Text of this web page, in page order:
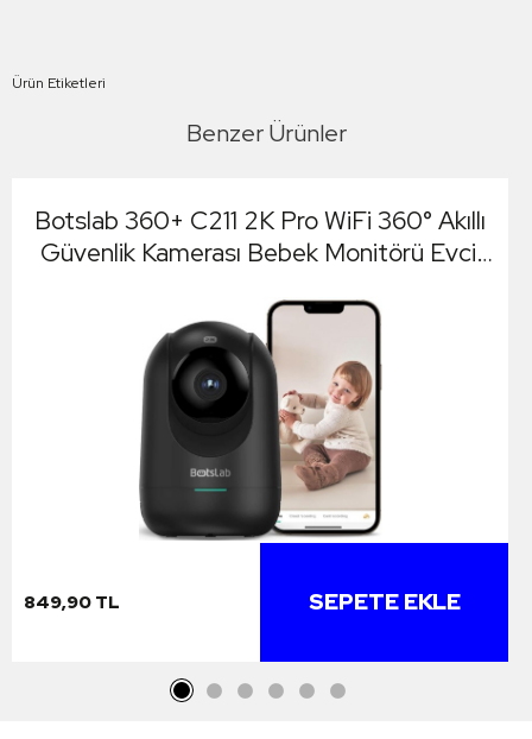
Ürün Etiketleri
Benzer Ürünler
Botslab 360+ C211 2K Pro WiFi 360° Akıllı
Güvenlik Kamerası Bebek Monitörü Evcil
Kamera Yeni Versiyon Siyah (Distribütör
Garantili)
849,90 TL SEPETE EKLE